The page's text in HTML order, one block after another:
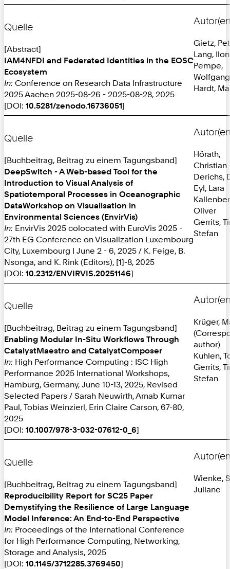
Quelle
[Abstract]
IAM4NFDI and Federated Identities in the EOSC
Ecosystem
In: Conference on Research Data Infrastructure
2025 Aachen 2025-08-26 - 2025-08-28, 2025
[DOI: 10.5281/zenodo.16736051]
Gietz,
Lang,
Pempe,
Wolfgang
Hardt,
Quelle
[Buchbeitrag, Beitrag zu einem Tagungsband]
DeepSwitch - A Web-based Tool for the
Introduction to Visual Analysis of
Spatiotemporal Processes in Oceanographic
DataWorkshop on Visualisation in
Environmental Sciences (EnvirVis)
In: EnvirVis 2025 colocated with EuroVis 2025 -
27th EG Conference on Visualization Luxembourg
City, Luxembourg | June 2 - 6, 2025 / K. Feige, B.
Nsonga, and K. Rink (Editors), [1]-8, 2025
[DOI: 10.2312/ENVIRVIS.20251146]
Hörath,
Christian
Derichs,
Eyl, Lara
Oliver
Gerrits,
Stefan
Quelle
[Buchbeitrag, Beitrag zu einem Tagungsband]
Enabling Modular In-Situ Workflows Through
CatalystMaestro and CatalystComposer
In: High Performance Computing : ISC High
Performance 2025 International Workshops,
Hamburg, Germany, June 10-13, 2025, Revised
Selected Papers / Sarah Neuwirth, Arnab Kumar
Paul, Tobias Weinzierl, Erin Claire Carson, 67-80,
2025
[DOI: 10.1007/978-3-032-07612-0_6]
Krüger,
author)
Kuhlen,
Gerrits,
Stefan
Quelle
[Buchbeitrag, Beitrag zu einem Tagungsband]
Reproducibility Report for SC25 Paper
Demystifying the Resilience of Large Language
Model Inference: An End-to-End Perspective
In: Proceedings of the International Conference
for High Performance Computing, Networking,
Storage and Analysis, 2025
[DOI: 10.1145/3712285.3769450]
Wienke,
Juliane